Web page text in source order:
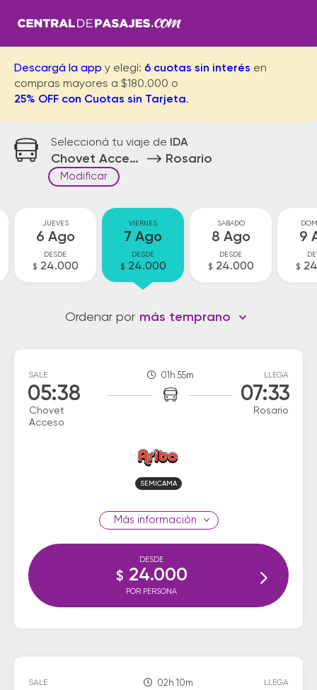
Descargá la app y elegí: 6 cuotas sin interés en
compras mayores a $180.000 o
25% OFF con Cuotas sin Tarjeta.
Seleccioná tu viaje de IDA
Chovet Acceso Rosario
Modificar
JUEVES
6 Ago
DESDE
$ 24.000
VIERNES
7 Ago
DESDE
$ 24.000
SABADO
8 Ago
DESDE
$ 24.000
9
$
Ordenar por más temprano
SALE
05:38
Chovet
Acceso
01h 55m LLEGA
07:33
Rosario
SEMICAMA
información
DESDE
$ 24.000
POR PERSONA
SALE 02h 10m LLEGA